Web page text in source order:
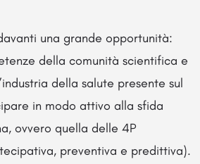
una grande opportunità:
della comunità scientifica e
della salute presente sul
in modo attivo alla sfida
ovvero quella delle 4P
preventiva e predittiva).